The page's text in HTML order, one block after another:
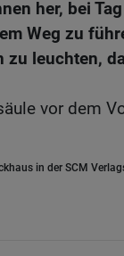
her, bei
Weg zu
zu leuchten,
vor dem
in der SCM